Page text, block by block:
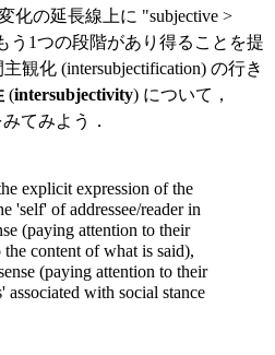
化の延長線上に "subjective >
う1つの段階があり得ることを提
観化 (intersubjectification) の行き
(intersubjectivity) について，
てみよう．
explicit expression of the
'self' of addressee/reader in
(paying attention to their
the content of what is said),
(paying attention to their
associated with social stance